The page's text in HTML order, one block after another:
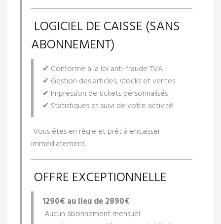
LOGICIEL DE CAISSE (SANS
ABONNEMENT)
✔ Conforme à la loi anti-fraude TVA
✔ Gestion des articles, stocks et ventes
✔ Impression de tickets personnalisés
✔ Statistiques et suivi de votre activité
Vous êtes en règle et prêt à encaisser
immédiatement.
OFFRE EXCEPTIONNELLE
1290€ au lieu de 2890€
Aucun abonnement mensuel